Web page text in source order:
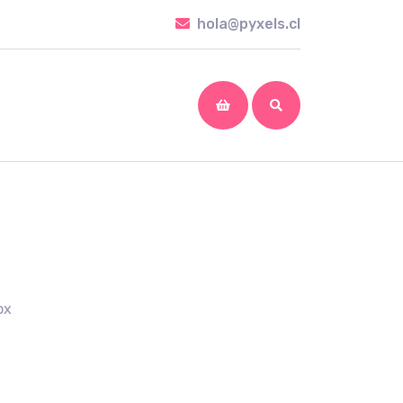
hola@pyxels.cl
shopping
cart